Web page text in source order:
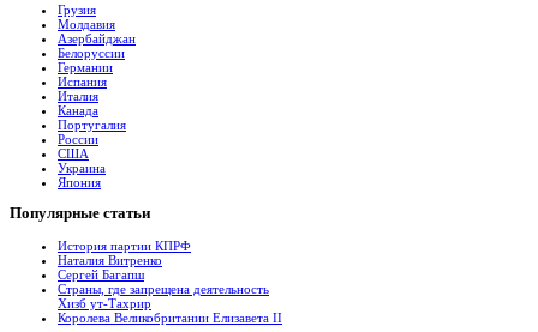
Грузия
Молдавия
Азербайджан
Белоруссии
Германии
Испания
Италия
Канада
Португалия
России
США
Украина
Япония
Популярные cтатьи
История партии КПРФ
Наталия Витренко
Сергей Багапш
Страны, где запрещена деятельность
Хизб ут-Тахрир
Королева Великобритании Елизавета II